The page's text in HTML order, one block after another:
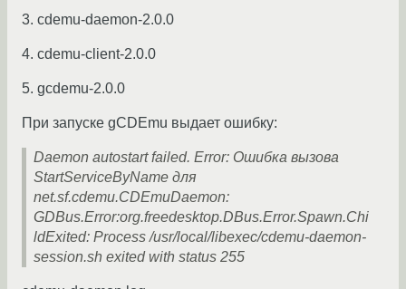
3. cdemu-daemon-2.0.0
4. cdemu-client-2.0.0
5. gcdemu-2.0.0
При запуске gCDEmu выдает ошибку:
Daemon autostart failed. Error: Ошибка вызова
StartServiceByName для
net.sf.cdemu.CDEmuDaemon:
GDBus.Error:org.freedesktop.DBus.Error.Spawn.Chi
ldExited: Process /usr/local/libexec/cdemu-daemon-
session.sh exited with status 255